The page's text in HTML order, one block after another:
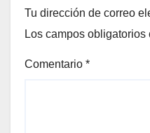
Tu dirección de correo
Los campos obligatorios
Comentario *